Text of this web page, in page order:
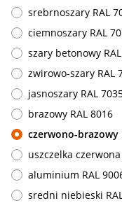
srebrnoszary RAL
ciemnoszary RAL
szary betonowy
zwirowo-szary RAL
jasnoszary RAL
brazowy RAL 8016
czerwono-brazowy
uszczelka czerwona
aluminium RAL
sredni niebieski